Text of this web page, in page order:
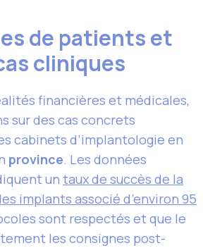
de patients et
cliniques
financières et médicales,
sur des cas concrets
cabinets d’implantologie en
province. Les données
un taux de succès de la
implants associé d’environ 95
sont respectés et que le
les consignes post-